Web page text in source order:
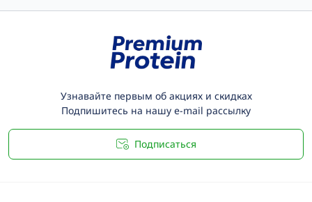
Узнавайте первым об акциях и скидках
Подпишитесь на нашу e-mail рассылку
Подписаться